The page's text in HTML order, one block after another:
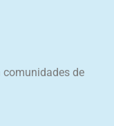
comunidades de